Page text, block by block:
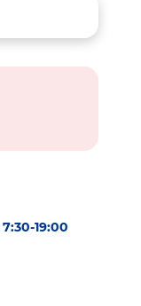
7:30-19:00